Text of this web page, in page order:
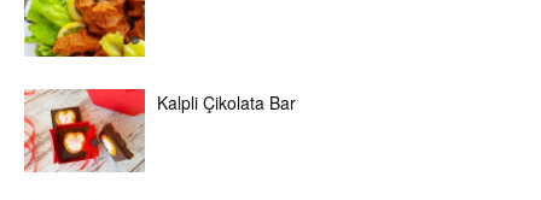
Kalpli Çikolata Bar